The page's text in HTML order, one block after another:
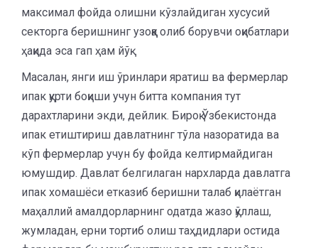
максимал фойда олишни кўзлайдиган хусусий
секторга беришнинг узоққа олиб борувчи оқибатлари
ҳақида эса гап ҳам йўқ.
Масалан, янги иш ўринлари яратиш ва фермерлар
ипак қурти боқиши учун битта компания тут
дарахтларини экди, дейлик. Бироқ Ўзбекистонда
ипак етиштириш давлатнинг тўла назоратида ва
кўп фермерлар учун бу фойда келтирмайдиган
юмушдир. Давлат белгилаган нархларда давлатга
ипак хомашёси етказиб беришни талаб қилаётган
маҳаллий амалдорларнинг одатда жазо қўллаш,
жумладан, ерни тортиб олиш таҳдидлари остида